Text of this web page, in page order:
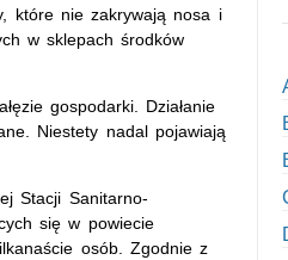
które nie zakrywają nosa i
w sklepach środków
gospodarki. Działanie
Niestety nadal pojawiają
Stacji Sanitarno-
się w powiecie
osób. Zgodnie z